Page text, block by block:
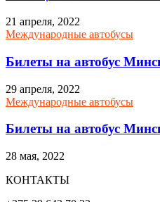
21 апреля, 2022
Международные автобусы
Билеты на автобус
29 апреля, 2022
Международные автобусы
Билеты на автобус
28 мая, 2022
КОНТАКТЫ